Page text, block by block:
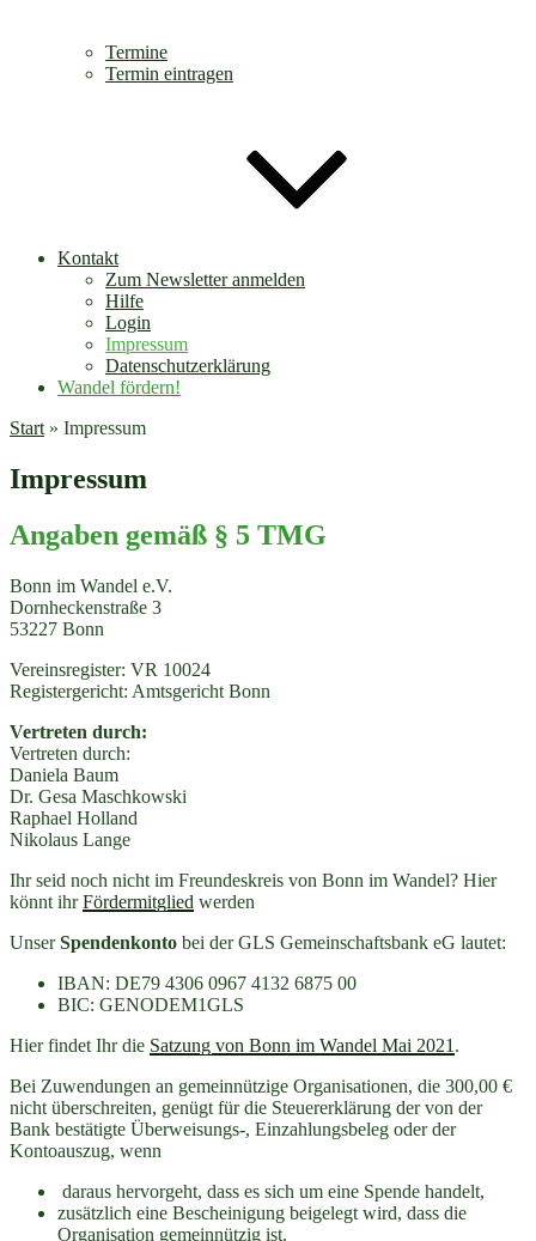
Termine
Termin eintragen
Kontakt
Zum Newsletter anmelden
Hilfe
Login
Impressum
Datenschutzerklärung
Wandel fördern!
Start » Impressum
Impressum
Angaben gemäß § 5 TMG
Bonn im Wandel e.V.
Dornheckenstraße 3
53227 Bonn
Vereinsregister: VR 10024
Registergericht: Amtsgericht Bonn
Vertreten durch:
Vertreten durch:
Daniela Baum
Dr. Gesa Maschkowski
Raphael Holland
Nikolaus Lange
Ihr seid noch nicht im Freundeskreis von Bonn im Wandel? Hier
könnt ihrFördermitglied werden
UnserSpendenkonto bei der GLS Gemeinschaftsbank eG lautet:
IBAN: DE79 4306 0967 4132 6875 00
BIC: GENODEM1GLS
Hier findet Ihr die Satzung von Bonn im Wandel Mai 2021 .
Bei Zuwendungen an gemeinnützige Organisationen, die 300,00 €
nicht überschreiten, genügt für die Steuererklärung der von der
Bank bestätigte Überweisungs-, Einzahlungsbeleg oder der
Kontoauszug, wenn
daraus hervorgeht, dass es sich um eine Spende handelt,
zusätzlich eine Bescheinigung beigelegt wird, dass die
Organisation gemeinnützig ist.